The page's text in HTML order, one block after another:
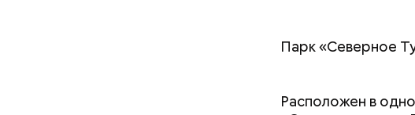
Парк «Северное
Расположен вКак